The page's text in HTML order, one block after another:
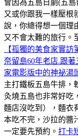
會因為五島日劇(五
又或你跟我一樣壓根
說，你總得想一個理
又不會太難的旅行。
【孤獨的美食家實
奈留島60年老店.跟
家電影版中的神祕湯
主打鐵板五島牛排，
灸燒五島也非常好吃
麵店沒吃到），麵衣
本吃不完，沙拉的醬
一定要先預約。 打卡